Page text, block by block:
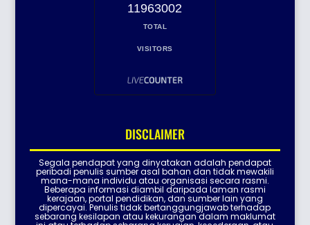
11963002
TOTAL
VISITORS
DISCLAIMER
Segala pendapat yang dinyatakan adalah pendapat
peribadi penulis sumber asal bahan dan tidak mewakili
mana-mana individu atau organisasi secara rasmi.
Beberapa informasi diambil daripada laman rasmi
kerajaan, portal pendidikan, dan sumber lain yang
dipercayai. Penulis tidak bertanggungjawab terhadap
sebarang kesilapan atau kekurangan dalam maklumat